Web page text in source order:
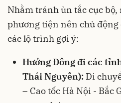
Nhằm tránh ùn tắc cục
phương tiện nên chủ
các lộ trình gợi ý:
Hướng Đông đi các
Thái Nguyên): Di
– Cao tốc Hà Nội - Bắc